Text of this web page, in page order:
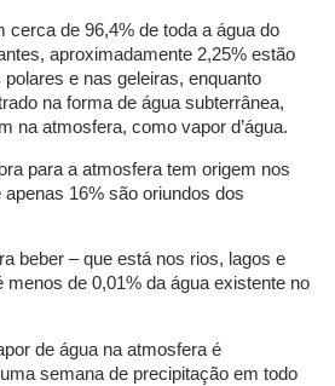
cerca de 96,4% de toda a água do
aproximadamente 2,25% estão
e nas geleiras, enquanto
na forma de água subterrânea,
na atmosfera, como vapor d’água.
para a atmosfera tem origem nos
16% são oriundos dos
beber – que está nos rios, lagos e
menos de 0,01% da água existente no
de água na atmosfera é
semana de precipitação em todo